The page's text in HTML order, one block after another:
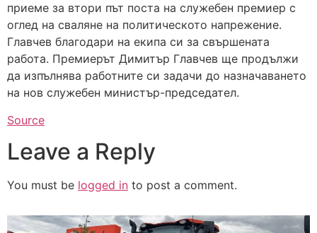
приеме за втори път поста на служебен премиер с
оглед на сваляне на политическото напрежение.
Главчев благодари на екипа си за свършената
работа. Премиерът Димитър Главчев ще продължи
да изпълнява работните си задачи до назначаването
на нов служебен министър-председател.
Source
Leave a Reply
You must be logged in to post a comment.